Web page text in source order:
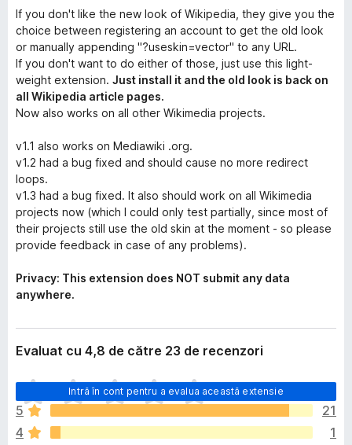
x
If you don't like the new look of Wikipedia, they give you the
choice between registering an account to get the old look
or manually appending "?useskin=vector" to any URL.
If you don't want to do either of those, just use this light-
weight extension. Just install it and the old look is back on
all Wikipedia article pages.
Now also works on all other Wikimedia projects.
v1.1 also works on Mediawiki .org.
v1.2 had a bug fixed and should cause no more redirect
loops.
v1.3 had a bug fixed. It also should work on all Wikimedia
projects now (which I could only test partially, since most of
their projects still use the old skin at the moment - so please
provide feedback in case of any problems).
Privacy: This extension does NOT submit any data
anywhere.
Evaluat cu 4,8 de către 23 de recenzori
Intră în cont pentru a evalua această extensie
N
u
e
x
5
21
4
1